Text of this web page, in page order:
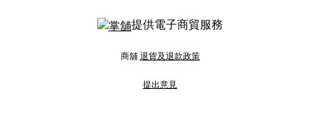
提供電子商貿服務
商舖 退貨及退款政策
提出意見